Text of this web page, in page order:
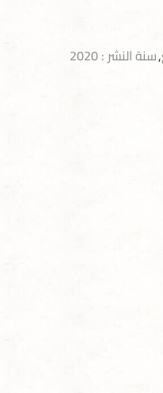
,سنة النشر : 2020